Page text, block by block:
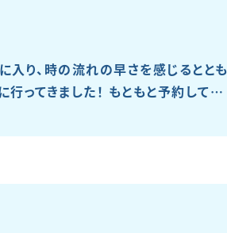
入り、時の流れの早さを感じるとと
行ってきました！ もともと予約して…